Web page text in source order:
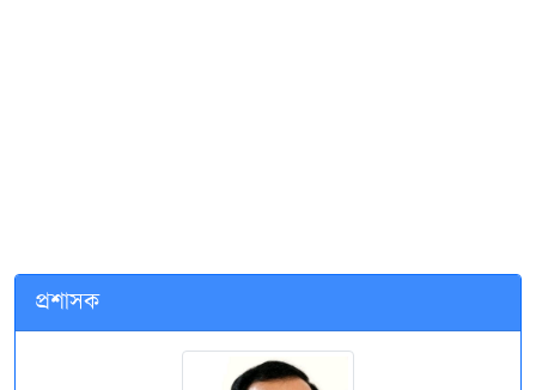
প্রশাসক